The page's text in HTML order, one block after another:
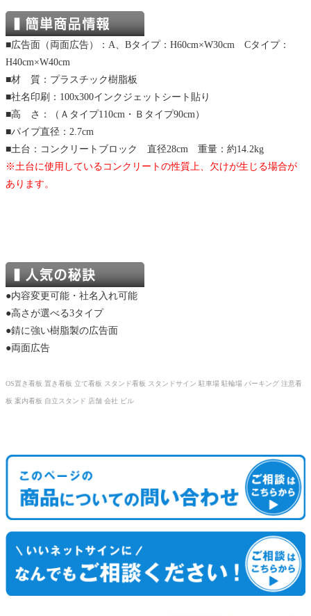
■広告面（両面広告）：A、Bタイプ：H60cm×W30cm Cタイプ：
H40cm×W40cm
■材 質：プラスチック樹脂板
■社名印刷：100x300インクジェットシート貼り
■高 さ：（Ａタイプ110cm・Ｂタイプ90cm）
■パイプ直径：2.7cm
■土台：コンクリートブロック 直径28cm 重量：約14.2kg
※土台に使用しているコンクリートの性質上、欠けが生じる場合が
あります。
●内容変更可能・社名入れ可能
●高さが選べる3タイプ
●錆に強い樹脂製の広告面
●両面広告
OS置き看板 置き看板 立て看板 スタンド看板 スタンドサイン 駐車場 駐輪場 パーキング 注意看
板 案内看板 自立スタンド 店舗 会社 ビル